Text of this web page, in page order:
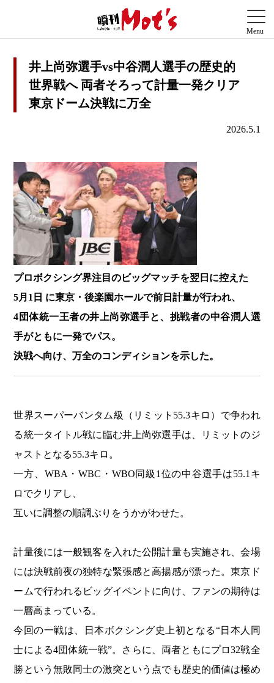
井上尚弥選手vs中谷潤人選手の歴史的
世界戦へ 両者そろって計量一発クリア
東京ドーム決戦に万全
2026.5.1
プロボクシング界注目のビッグマッチを翌日に控えた
5月1日 に東京・後楽園ホールで前日計量が行われ、
4団体統一王者の井上尚弥選手と、挑戦者の中谷潤人選
手がともに一発でパス。
決戦へ向け、万全のコンディションを示した。
世界スーパーバンタム級（リミット55.3キロ）で争われ
る統一タイトル戦に臨む井上尚弥選手は、リミットのジ
ャストとなる55.3キロ。
一方、WBA・WBC・WBO同級1位の中谷選手は55.1キ
ロでクリアし、
互いに調整の順調ぶりをうかがわせた。
計量後には一般観客を入れた公開計量も実施され、会場
には決戦前夜の独特な緊張感と高揚感が漂った。東京ド
ームで行われるビッグイベントに向け、ファンの期待は
一層高まっている。
今回の一戦は、日本ボクシング史上初となる“日本人同
士による4団体統一戦”。さらに、両者ともにプロ32戦全
勝という無敗同士の激突という点でも歴史的価値は極め